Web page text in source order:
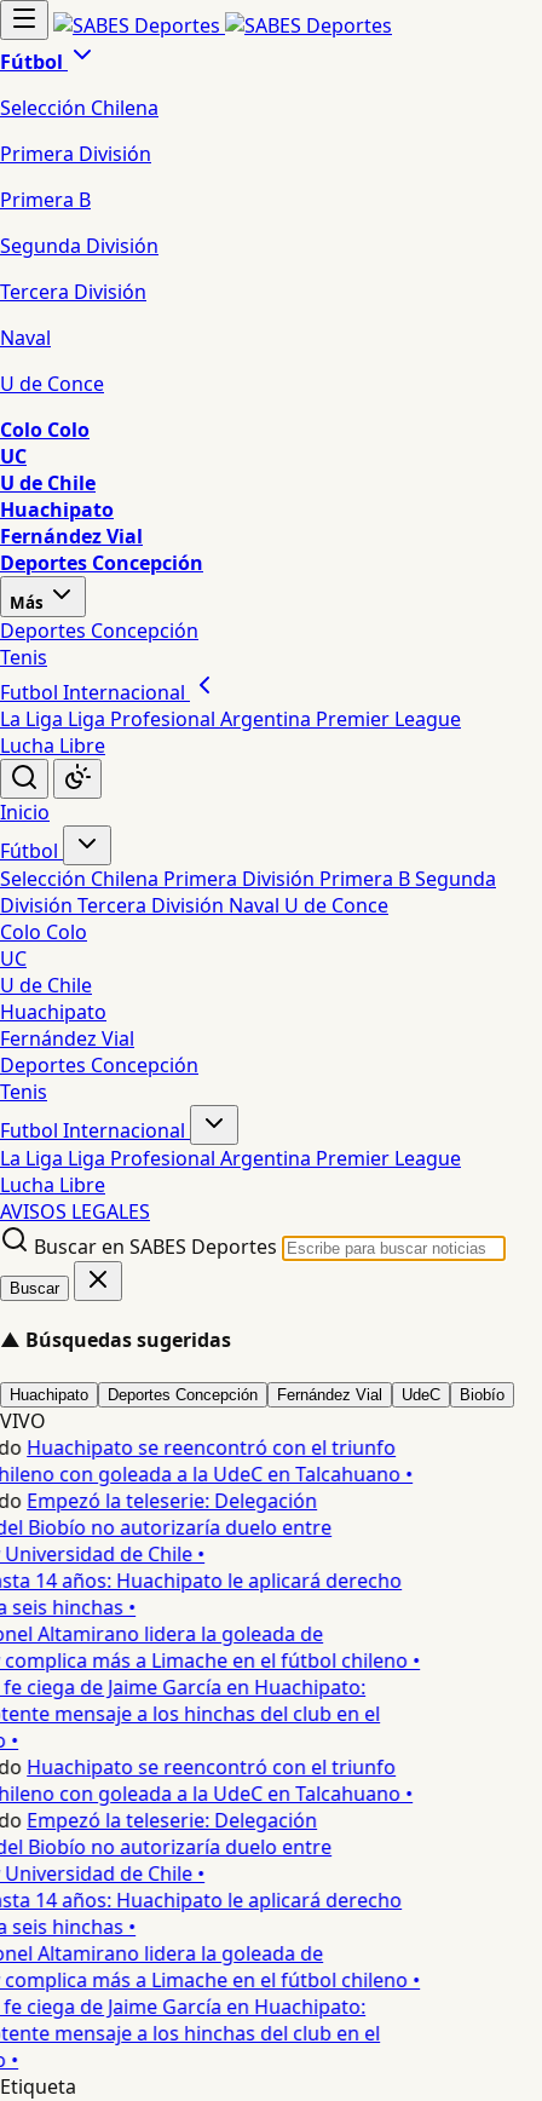
Fútbol
Selección Chilena
Primera División
Primera B
Segunda División
Tercera División
Naval
U de Conce
Colo Colo
UC
U de Chile
Huachipato
Fernández Vial
Deportes Concepción
Más
Deportes Concepción
Tenis
Futbol Internacional
La Liga Liga Profesional Argentina Premier League
Lucha Libre
Inicio
Fútbol
Selección Chilena Primera División Primera BSegunda
División Tercera División Naval U de Conce
Colo Colo
UC
U de Chile
Huachipato
Fernández Vial
Deportes Concepción
Tenis
Futbol Internacional
La Liga Liga Profesional Argentina Premier League
Lucha Libre
AVISOS LEGALES
Buscar en SABES Deportes
Buscar
▲ Búsquedas sugeridas
Huachipato Deportes Concepción Fernández Vial UdeC Biobío
VIVO
Huachipato se reencontró con el triunfo
con goleada a la UdeC en Talcahuano •
Empezó la teleserie: Delegación
Biobío no autorizaría duelo entre
de Chile •
14 años: Huachipato le aplicará derecho
hinchas •
Altamirano lidera la goleada de
más a Limache en el fútbol chileno •
ciega de Jaime García en Huachipato:
mensaje a los hinchas del club en el
Huachipato se reencontró con el triunfo
con goleada a la UdeC en Talcahuano •
Empezó la teleserie: Delegación
Biobío no autorizaría duelo entre
de Chile •
14 años: Huachipato le aplicará derecho
hinchas •
Altamirano lidera la goleada de
más a Limache en el fútbol chileno •
ciega de Jaime García en Huachipato:
mensaje a los hinchas del club en el
Etiqueta